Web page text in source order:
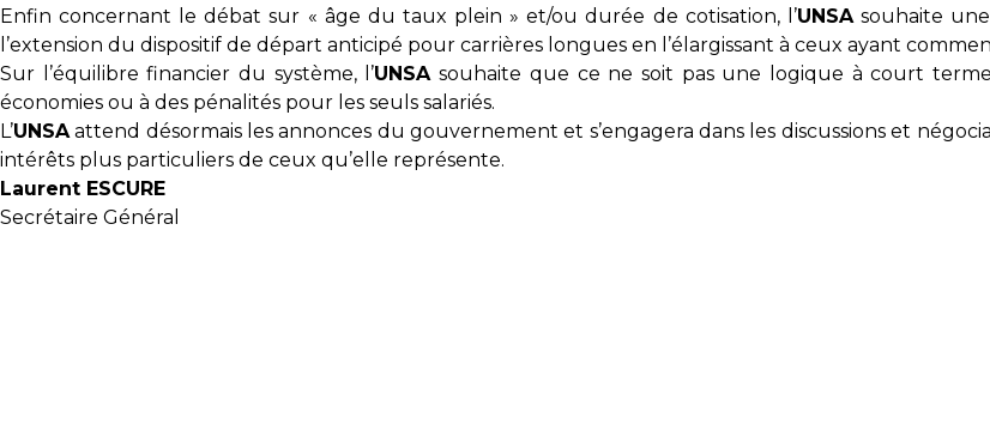
Enfin concernant le débat sur « âge du taux plein » et/ou durée de cotisation, l’UNSAsouhaite
l’extension du dispositif de départ anticipé pour carrières longues en l’élargissant à ceux ayant
Sur l’équilibre financier du système, l’UNSAsouhaite que ce ne soit pas une logique à court
économies ou à des pénalités pour les seuls salariés.
L’UNSAattend désormais les annonces du gouvernement et s’engagera dans les discussions et
intérêts plus particuliers de ceux qu’elle représente.
Laurent ESCURE
Secrétaire Général